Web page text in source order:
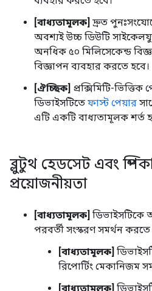
[বাধ্যতামূলক] দ্রুত
অবশ্যই উচ্চ ডিউটি
অনধিক ৫০ মিলিসেকেন্ড
বিজ্ঞাপন ব্যবহার করতে হবে।
[ঐচ্ছিক] প্রক্সিমিটি-
ডিভাইসটিতে ফাস্ট পেয়ার
এটি একটি বাধ্যতামূলক শর্ত
ব্লুটুথ হেডসেট এবং
প্রয়োজনীয়তা
[বাধ্যতামূলক] ডিভাইসটিকে
পরবর্তী সংস্করণ সমর্থন করতে
[বাধ্যতামূলক]
রিপোর্টিং মেকানিজম
[বাধ্যতামূলক]